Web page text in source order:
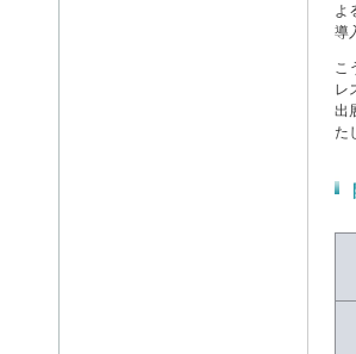
よ
導
こ
レ
出
た